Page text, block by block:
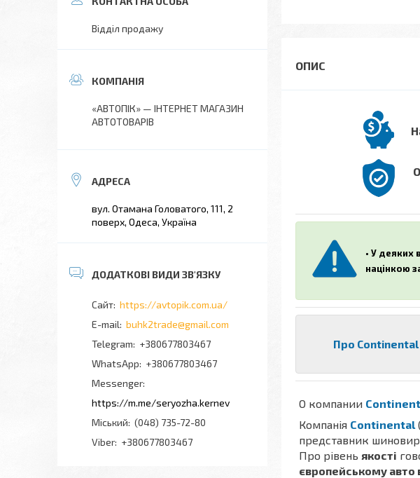
• У
націнкою
Про Continental
О компании
Компанія Continental
представник
Про рівень якості
європейському
Відділ продажу
«АВТОПІК» — ІНТЕРНЕТ МАГАЗИН
АВТОТОВАРІВ
вул. Отамана Головатого, 111, 2
поверх, Одеса, Україна
https://avtopik.com.ua/
buhk2trade@gmail.com
+380677803467
+380677803467
Messenger
https://m.me/seryozha.kernev
Міський (048) 735-72-80
Viber +380677803467